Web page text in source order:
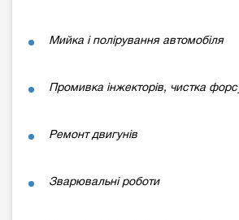
Мийка і полірування автомобіля
Промивка інжекторів, чистка
Ремонт двигунів
Зварювальні роботи